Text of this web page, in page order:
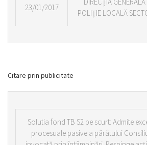
23/01/2017
POLIŢIE LOCALĂ
Citare prin publicitate
Solutia fond TB S2 pe scurt: Admite
procesuale pasive a pârâtului